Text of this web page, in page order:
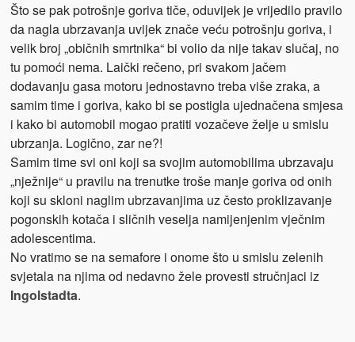
Što se pak potrošnje goriva tiče, oduvijek je vrijedilo pravilo
da nagla ubrzavanja uvijek znače veću potrošnju goriva, i
velik broj „običnih smrtnika“ bi volio da nije takav slučaj, no
tu pomoći nema. Laički rečeno, pri svakom jačem
dodavanju gasa motoru jednostavno treba više zraka, a
samim time i goriva, kako bi se postigla ujednačena smjesa
i kako bi automobil mogao pratiti vozačeve želje u smislu
ubrzanja. Logično, zar ne?!
Samim time svi oni koji sa svojim automobilima ubrzavaju
„nježnije“ u pravilu na trenutke troše manje goriva od onih
koji su skloni naglim ubrzavanjima uz često proklizavanje
pogonskih kotača i sličnih veselja namijenjenim vječnim
adolescentima.
No vratimo se na semafore i onome što u smislu zelenih
svjetala na njima od nedavno žele provesti stručnjaci iz
Ingolstadta.